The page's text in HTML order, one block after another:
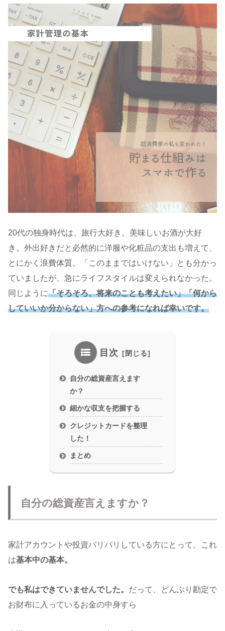
20代の独身時代は、旅行大好き。美味しいお酒が大好
き。外出好きだと必然的に洋服や化粧品の支出も増えて、
とにかく浪費体質。「このままではいけない」とも分かっ
ていましたが、急にライフスタイルは変えられなかった。
同じように「そろそろ、将来のことも考えたい」「何から
していいか分からない」方への参考になれば幸いです。
目次
自分の総資産言えます
か？
細かな収支を把握する
クレジットカードを整理
した！
まとめ
自分の総資産言えますか？
家計アカウントや投資バリバリしている方にとって、これ
は基本中の基本。
でも私はできていませんでした。 だって、どんぶり勘定で
お財布に入っているお金の中身すら